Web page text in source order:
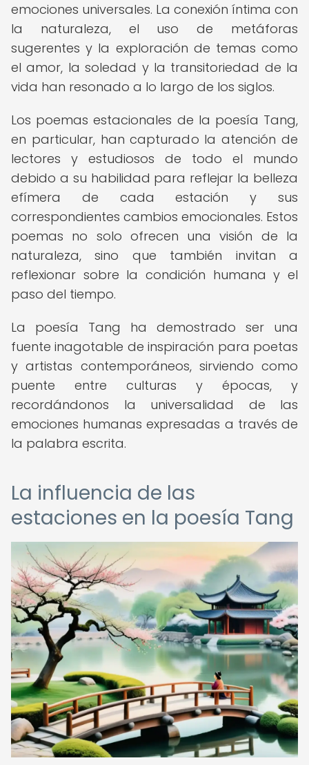
emociones universales. La conexión íntima con
la naturaleza, el uso de metáforas
sugerentes y la exploración de temas como
el amor, la soledad y la transitoriedad de la
vida han resonado a lo largo de los siglos.
Los poemas estacionales de la poesía Tang,
en particular, han capturado la atención de
lectores y estudiosos de todo el mundo
debido a su habilidad para reflejar la belleza
efímera de cada estación y sus
correspondientes cambios emocionales. Estos
poemas no solo ofrecen una visión de la
naturaleza, sino que también invitan a
reflexionar sobre la condición humana y el
paso del tiempo.
La poesía Tang ha demostrado ser una
fuente inagotable de inspiración para poetas
y artistas contemporáneos, sirviendo como
puente entre culturas y épocas, y
recordándonos la universalidad de las
emociones humanas expresadas a través de
la palabra escrita.
La influencia de las
estaciones en la poesía Tang